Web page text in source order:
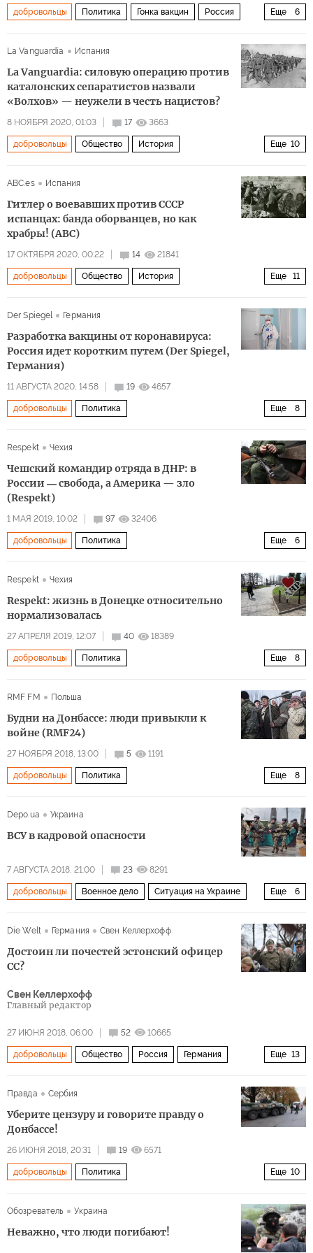
Еще 6
добровольцы Политика Гонка вакцин Россия
La Vanguardia Испания
La Vanguardia: силовую операцию против
каталонских сепаратистов назвали
«Волхов» — неужели в честь нацистов?
8 НОЯБРЯ 2020, 01:03 17 3663
Еще 10
добровольцы Общество История
Великая Отечественная война гражданская война
ГУЛАГ воспоминания
ABC.es Испания
Гитлер о воевавших против СССР
испанцах: банда оборванцев, но как
храбры! (ABC)
17 ОКТЯБРЯ 2020, 00:22 14 21841
Еще 11
добровольцы Общество История
Франсиско Франко "Голубая дивизия" солдаты
русские
Der Spiegel Германия
Разработка вакцины от коронавируса:
Россия идет коротким путем (Der Spiegel,
Германия)
11 АВГУСТА 2020, 14:58 19 4657
Еще 8
добровольцы Политика
вакцина Гонка вакцин
Respekt Чехия
Чешский командир отряда в ДНР: в
России ― свобода, а Америка — зло
(Respekt)
1 МАЯ 2019, 10:02 97 32406
Еще 6
добровольцы Политика
жизненная история
Respekt Чехия
Respekt: жизнь в Донецке относительно
нормализовалась
27 АПРЕЛЯ 2019, 12:07 40 18389
Еще 8
добровольцы Политика
порядок
уровень жизни
RMF FM Польша
Будни на Донбассе: люди привыкли к
войне (RMF24)
27 НОЯБРЯ 2018, 13:00 5 1191
Еще 8
добровольцы Политика
Depo.ua Украина
ВСУ в кадровой опасности
7 АВГУСТА 2018, 21:00 23 8291
Еще 6
добровольцы Военное дело Ситуация на Украине
Die Welt Германия Свен Келлерхофф
Достоин ли почестей эстонский офицер
СС?
Свен Келлерхофф
Главный редактор
27 ИЮНЯ 2018, 06:00 52 10665
Еще 13
добровольцы Общество Россия Германия
Красная Армия
независимость
Вторая мировая война награда
Правда Сербия
Уберите цензуру и говорите правду о
Донбассе!
26 ИЮНЯ 2018, 20:31 19 6571
Еще 10
добровольцы Политика
Косово Восточная Украина
Обозреватель Украина
Неважно, что люди погибают!